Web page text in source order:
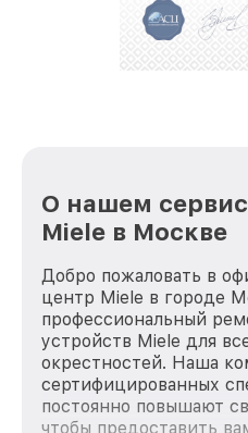
О нашем
Miele в Москве
Добро пожаловать в
центр Miele в городе
профессиональный
устройств Miele для
окрестностей. Наша
сертифицированных
постоянно повышают
чтобы предоставить